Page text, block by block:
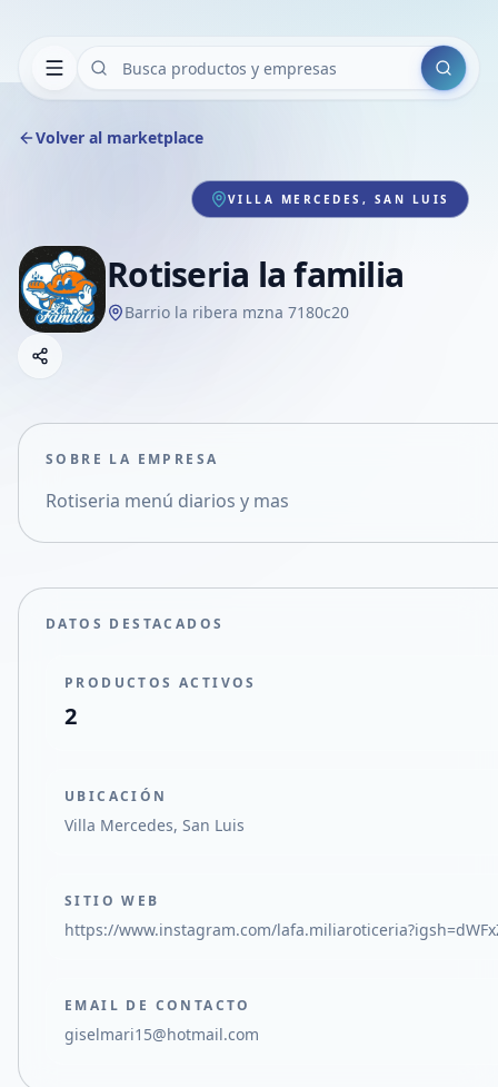
Buscar
Volver al marketplace
VILLA MERCEDES, SAN LUIS
Rotiseria la familia
Barrio la ribera mzna 7180c20
Compartir empresa
Compartir en X
SOBRE LA EMPRESA
Rotiseria menú diarios y mas
DATOS DESTACADOS
PRODUCTOS ACTIVOS
2
UBICACIÓN
Villa Mercedes, San Luis
SITIO WEB
https://www.instagram.com/
EMAIL DE CONTACTO
giselmari15@hotmail.com